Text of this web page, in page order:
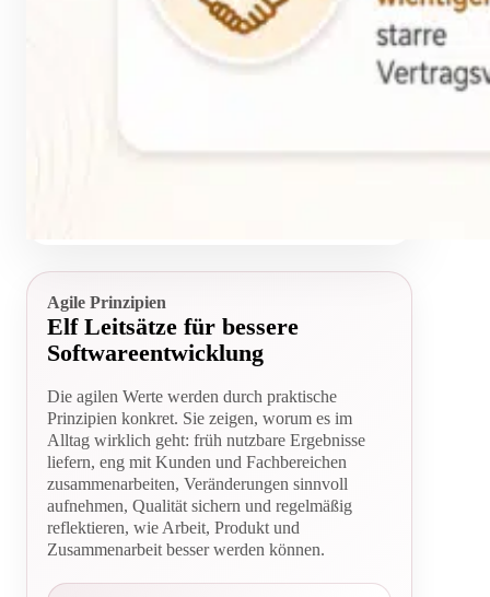
Agile Prinzipien
Elf Leitsätze für bessere
Softwareentwicklung
Die agilen Werte werden durch praktische
Prinzipien konkret. Sie zeigen, worum es im
Alltag wirklich geht: früh nutzbare Ergebnisse
liefern, eng mit Kunden und Fachbereichen
zusammenarbeiten, Veränderungen sinnvoll
aufnehmen, Qualität sichern und regelmäßig
reflektieren, wie Arbeit, Produkt und
Zusammenarbeit besser werden können.